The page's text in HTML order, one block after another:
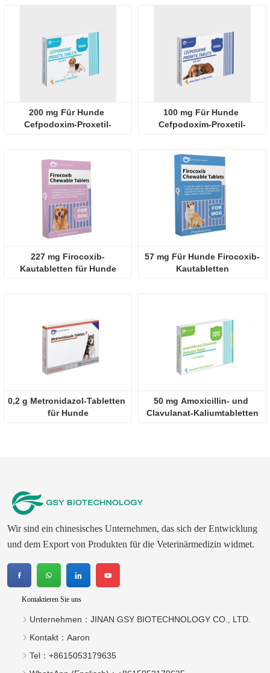
200 mg Für Hunde
Cefpodoxim-Proxetil-
100 mg Für Hunde
Cefpodoxim-Proxetil-
227 mg Firocoxib-
Kautabletten für Hunde
57 mg Für Hunde Firocoxib-
Kautabletten
0,2 g Metronidazol-Tabletten
für Hunde
50 mg Amoxicillin- und
Clavulanat-Kaliumtabletten
Wir sind ein chinesisches Unternehmen, das sich der Entwicklung
und dem Export von Produkten für die Veterinärmedizin widmet.
Kontaktieren Sie uns
Unternehmen： JINAN GSY BIOTECHNOLOGY CO., LTD.
Kontakt： Aaron
Tel： +8615053179635‬